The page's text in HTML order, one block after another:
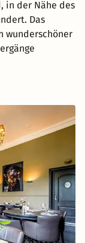
in der Nähe des
Das
wunderschöner